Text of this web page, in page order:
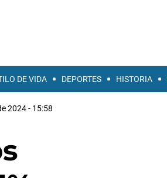
DE VIDA DEPORTES HISTORIA
2024 - 15:58